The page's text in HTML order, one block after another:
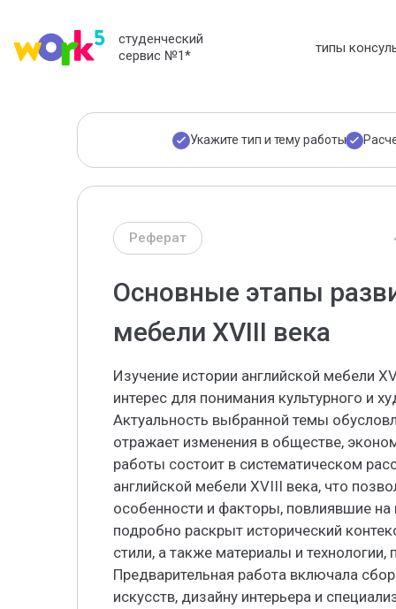
студенческий
сервис №1* типы
Укажите тип и тему работы
Реферат
Основные этапы
мебели XVIII века
Изучение истории английской мебели
интерес для понимания культурного и
Актуальность выбранной темы
отражает изменения в обществе,
работы состоит в систематическом
английской мебели XVIII века, что
особенности и факторы, повлиявшие
подробно раскрыт исторический
стили, а также материалы и
Предварительная работа включала
искусств, дизайну интерьера и